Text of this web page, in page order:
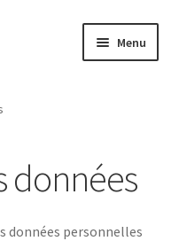
Menu
données
données personnelles